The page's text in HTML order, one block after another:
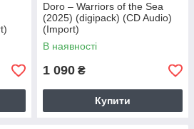
Doro – Warriors of the Sea
(2025) (digipack) (CD Audio)
(Import)
В наявності
1 090 ₴
Купити